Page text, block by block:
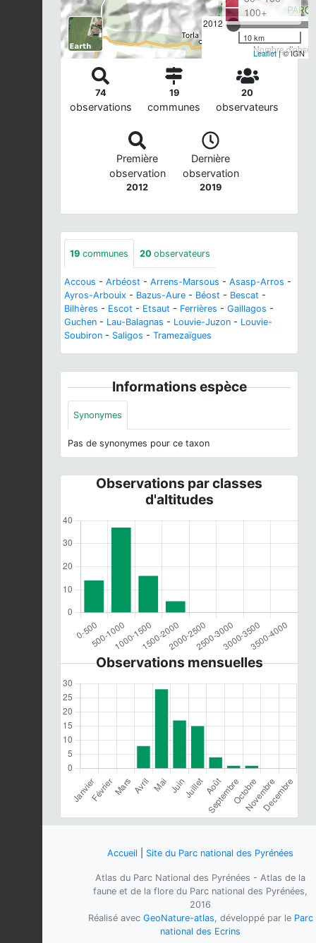
2012
Nombre
100+
10 km
Leaflet| © IGN
74
observations
19
communes
20
observateurs
Première
observation
2012
Dernière
observation
2019
19 communes 20 observateurs
Accous - Arbéost - Arrens-Marsous - Asasp-Arros -
Ayros-Arbouix - Bazus-Aure - Béost - Bescat -
Bilhères - Escot - Etsaut - Ferrières - Gaillagos -
Guchen - Lau-Balagnas - Louvie-Juzon - Louvie-
Soubiron - Saligos - Tramezaïgues
Informations espèce
Synonymes
Pas de synonymes pour ce taxon
Observations par classes
d'altitudes
Observations mensuelles
Accueil Site du Parc national des Pyrénées
Atlas du Parc National des Pyrénées - Atlas de la
faune et de la flore du Parc national des Pyrénées,
2016
Réalisé avec GeoNature-atlas, développé par le Parc
national des Ecrins